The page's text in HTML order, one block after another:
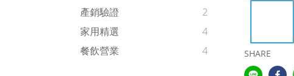
產銷驗證
2
家用精選
4
餐飲營業
4 SHARE